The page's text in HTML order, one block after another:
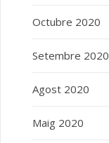
Octubre 2020
Setembre 2020
Agost 2020
Maig 2020